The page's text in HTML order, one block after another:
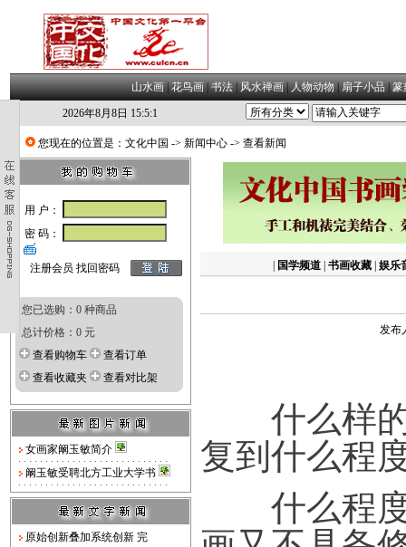
山水画|花鸟画|书法|风水禅画|人物动物|扇子小品|篆
2026年8月8日 15:5:2
您现在的位置是： 文化中国 -> 新闻中心 -> 查看新闻
用 户：
密 码：
注册会员 找回密码
您已选购：0 种商品
总计价格：0 元
查看购物车
查看订单
查看收藏夹
查看对比架
女画家阚玉敏简介
阚玉敏受聘北方工业大学书
原始创新叠加系统创新 完
国学频道 书画收藏 娱乐
发布
什么样的
复到什么程
什么程度